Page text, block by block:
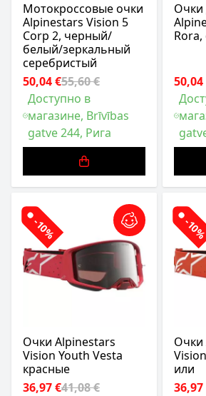
Мотокроссовые очки
Alpinestars Vision 5
Corp 2, черный/
белый/зеркальный
серебристый
50,04 €55,60 €
Доступно в
магазине, Brīvības
gatve 244, Рига
Очки
50,04
-10%
Очки Alpinestars
Vision Youth Vesta
красные
36,97 €41,08 €
-
Очки
или
36,97